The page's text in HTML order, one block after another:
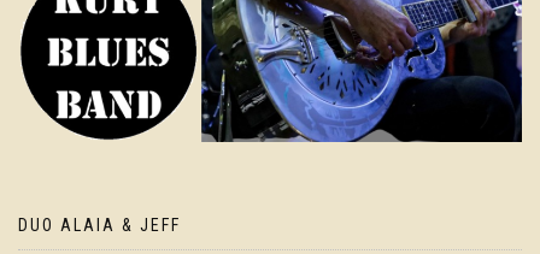
DUO ALAIA & JEFF